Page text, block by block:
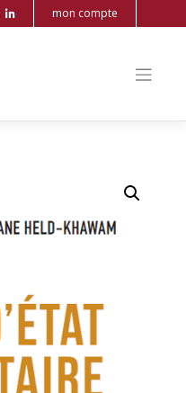
mon compte